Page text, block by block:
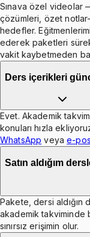
Sınava özel videolar
çözümleri, özet
hedefler.
ederek paketleri
vakit kaybetmeden
Ders içerikleri
Evet. Akademik
konuları hızla
WhatsApp veya e-
Satın aldığım
Pakete, dersi aldığın
akademik
sınırsız erişimin olur.